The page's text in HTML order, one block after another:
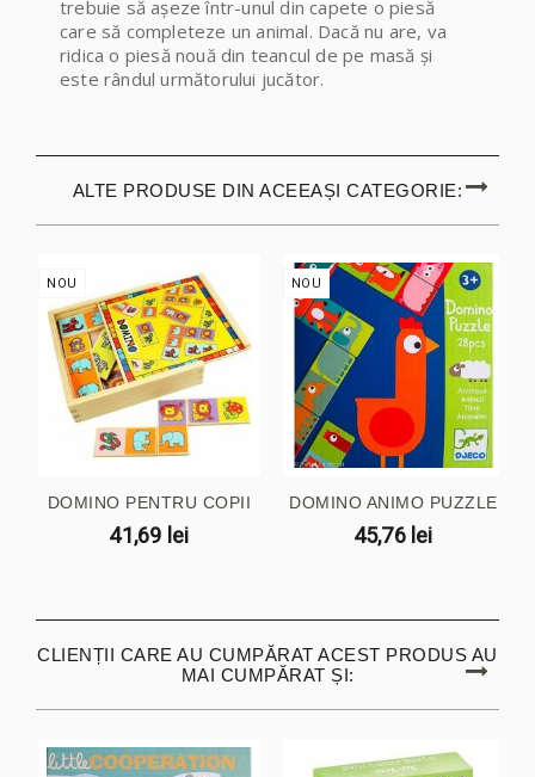
trebuie să așeze într-unul din capete o piesă
care să completeze un animal. Dacă nu are, va
ridica o piesă nouă din teancul de pe masă și
este rândul următorului jucător.
ALTE PRODUSE DIN ACEEAȘI CATEGORIE:
NOU
DOMINO PENTRU COPII
41,69 lei
NOU
DOMINO ANIMO PUZZLE
45,76 lei
CLIENȚII CARE AU CUMPĂRAT ACEST PRODUS AU
MAI CUMPĂRAT ȘI: